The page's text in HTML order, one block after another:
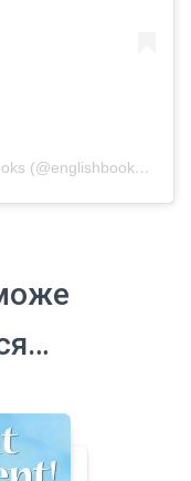
A post shared by English Children’s Books (@englishbooks.in.ua)